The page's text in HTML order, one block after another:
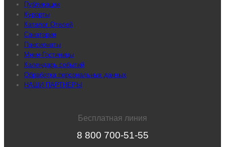
Публикации
Курорты
Каталог Отелей
Санатории
Пансионаты
Мини-Гостиницы
Календарь событий
Обработка персональных данных
НАШИ ПАРТНЕРЫ
Бесплатная линия
8 800 700-51-55